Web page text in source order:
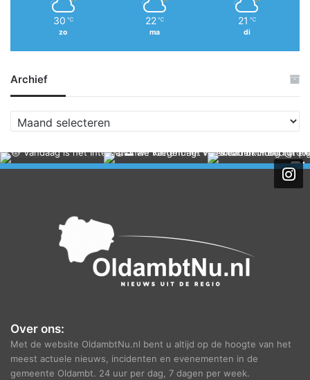
30 ℃
zo
22 ℃
ma
21 ℃
di
Archief
r
h
Over ons:
Met de website OldambtNu.nl bent u altijd op de hoogte van het
meest actuele nieuws, incidenten en evenementen in de
gemeente Oldambt. 24 uur per dag, 7 dagen per week.